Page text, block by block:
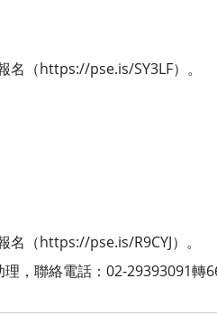
名（https://pse.is/SY3LF）。
（https://pse.is/R9CYJ）。
，聯絡電話：02-29393091轉